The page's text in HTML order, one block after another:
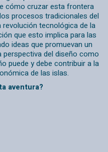
cómo cruzar esta frontera
procesos tradicionales del
tecnológica de la
que esto implica para las
ideas que promuevan un
del diseño como
puede y debe contribuir a la
de las islas.
aventura?